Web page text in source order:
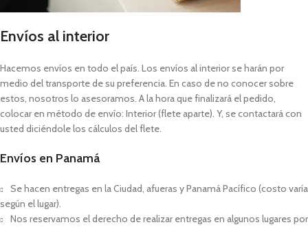
Envíos al interior
Hacemos envíos en todo el país. Los envíos al interior se harán por
medio del transporte de su preferencia. En caso de no conocer sobre
estos, nosotros lo asesoramos. A la hora que finalizará el pedido,
colocar en método de envío: Interior (flete aparte). Y, se contactará con
usted diciéndole los cálculos del flete.
Envíos en Panamá
Se hacen entregas en la Ciudad, afueras y Panamá Pacífico (costo varía
según el lugar).
Nos reservamos el derecho de realizar entregas en algunos lugares por